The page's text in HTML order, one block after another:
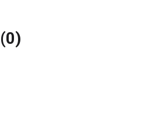
(0)